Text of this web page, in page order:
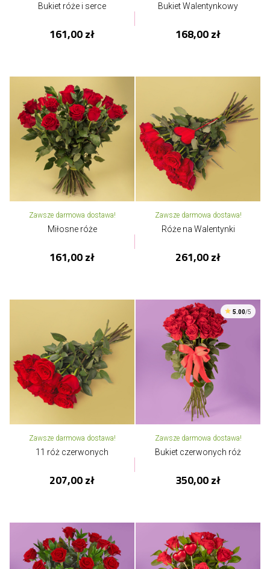
Bukiet róże i serce
161,00 zł
Bukiet Walentynkowy
168,00 zł
Zawsze darmowa dostawa!
Miłosne róże
161,00 zł
Zawsze darmowa dostawa!
Róże na Walentynki
261,00 zł
Zawsze darmowa dostawa!
11 róż czerwonych
207,00 zł
5.00/5
Zawsze darmowa dostawa!
Bukiet czerwonych róż
350,00 zł